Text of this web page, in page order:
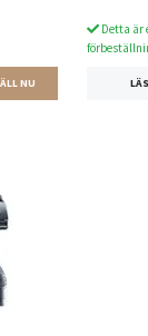
Detta är